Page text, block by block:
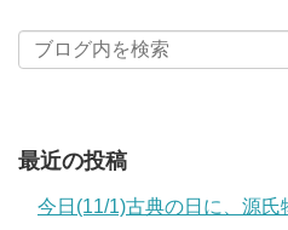
最近の投稿
今日(11/1)古典の日に、源氏